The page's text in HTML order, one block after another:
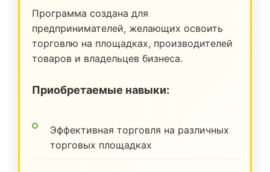
Программа создана для
предпринимателей, желающих освоить
торговлю на площадках, производителей
товаров и владельцев бизнеса.
Приобретаемые навыки:
Эффективная торговля на различных
торговых площадках